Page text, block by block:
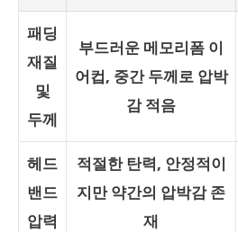
패딩
재질
및
두께
부드러운 메모리폼 이
어컵, 중간 두께로 압박
감 적음
헤드
밴드
압력
적절한 탄력, 안정적이
지만 약간의 압박감 존
재